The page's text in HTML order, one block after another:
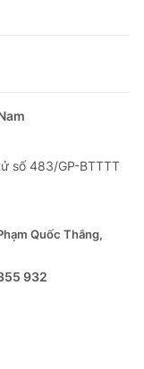
số 483/GP-BTTTT
Quốc Thắng,
932